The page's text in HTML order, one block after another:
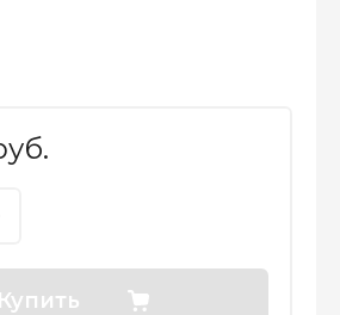
Купить